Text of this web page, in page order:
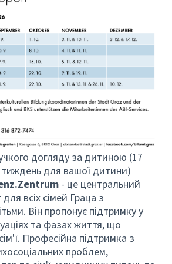
догляду за дитиною (17
для вашої дитини)
- це центральний
для всіх сімей Граца з
Він пропонує підтримку у
та фазах життя, що
Професійна підтримка з
проблем,